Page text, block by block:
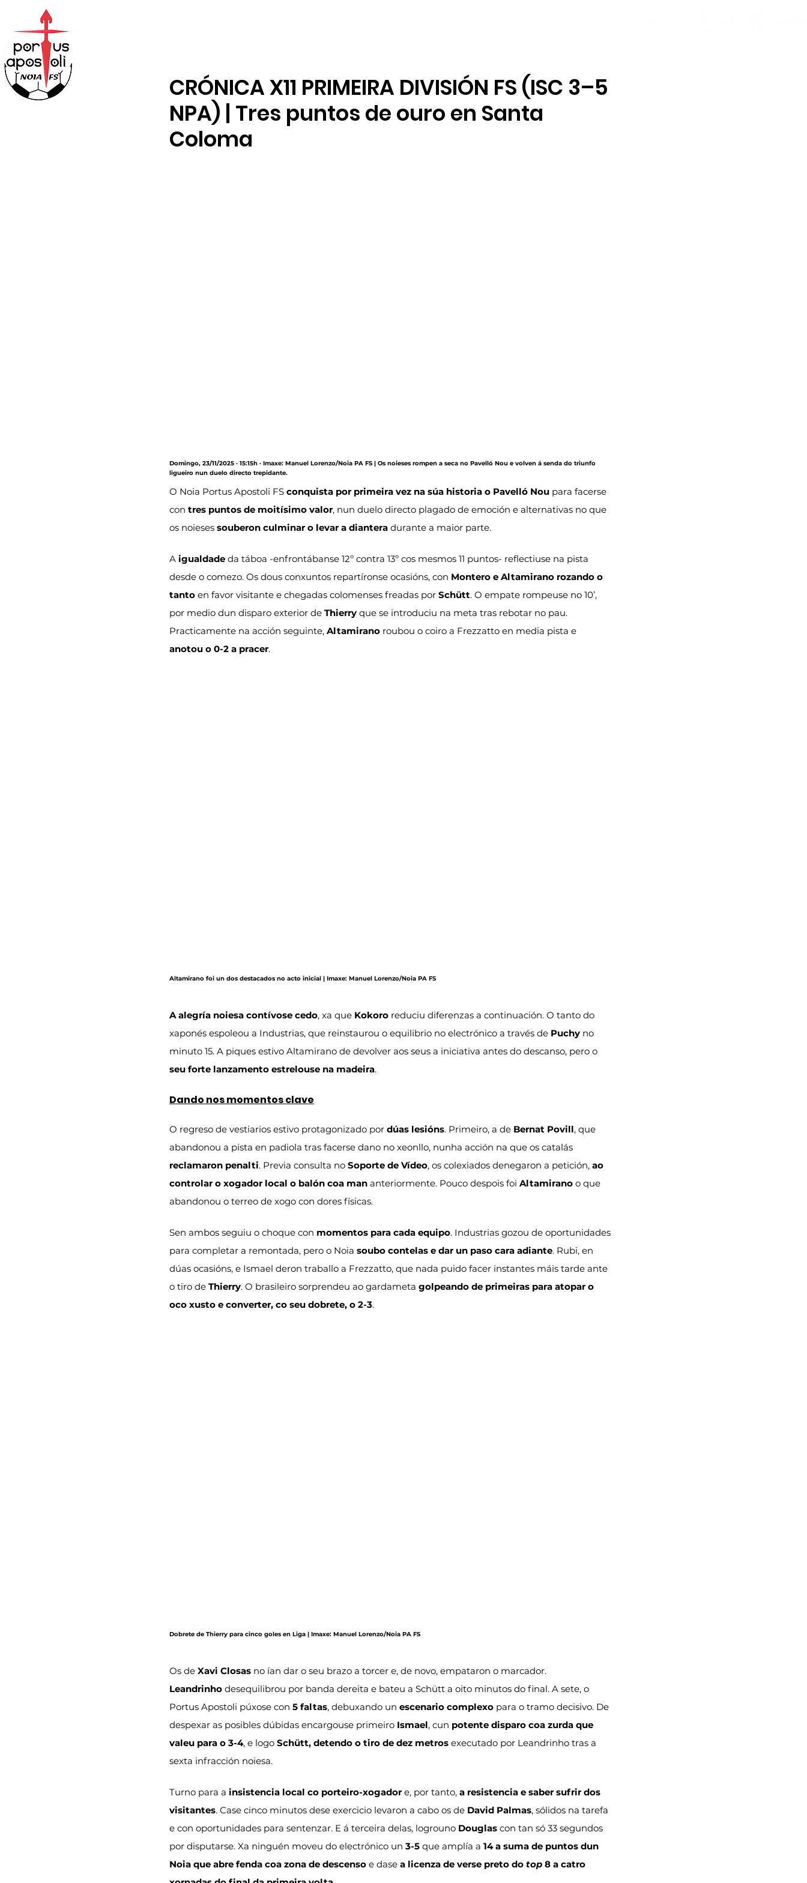
CRÓNICA X11 PRIMEIRA DIVISIÓN FS (ISC 3–5
NPA) | Tres puntos de ouro en Santa
Coloma
Domingo, 23/11/2025 · 15:15h · Imaxe: Manuel Lorenzo/Noia PA FS | Os noieses rompen a seca no Pavelló Nou e volven á senda do triunfo
ligueiro nun duelo directo trepidante.
O Noia Portus Apostoli FS conquista por primeira vez na súa historia o Pavelló Nou para facerse
con tres puntos de moitísimo valor, nun duelo directo plagado de emoción e alternativas no que
os noieses souberon culminar o levar a diantera durante a maior parte.
A igualdade da táboa -enfrontábanse 12º contra 13º cos mesmos 11 puntos- reflectiuse na pista
desde o comezo. Os dous conxuntos repartíronse ocasións, con Montero e Altamirano rozando o
tanto en favor visitante e chegadas colomenses freadas por Schütt. O empate rompeuse no 10’,
por medio dun disparo exterior de Thierry que se introduciu na meta tras rebotar no pau.
Practicamente na acción seguinte, Altamirano roubou o coiro a Frezzatto en media pista e
anotou o 0-2 a pracer.
Altamirano foi un dos destacados no acto inicial | Imaxe: Manuel Lorenzo/Noia PA FS
A alegría noiesa contívose cedo, xa que Kokoro reduciu diferenzas a continuación. O tanto do
xaponés espoleou a Industrias, que reinstaurou o equilibrio no electrónico a través de Puchy no
minuto 15. A piques estivo Altamirano de devolver aos seus a iniciativa antes do descanso, pero o
seu forte lanzamento estrelouse na madeira.
Dando nos momentos clave
O regreso de vestiarios estivo protagonizado por dúas lesións. Primeiro, a de Bernat Povill, que
abandonou a pista en padiola tras facerse dano no xeonllo, nunha acción na que os catalás
reclamaron penalti. Previa consulta no Soporte de Vídeo, os colexiados denegaron a petición, ao
controlar o xogador local o balón coa man anteriormente. Pouco despois foi Altamirano o que
abandonou o terreo de xogo con dores físicas.
Sen ambos seguiu o choque con momentos para cada equipo. Industrias gozou de oportunidades
para completar a remontada, pero o Noia soubo contelas e dar un paso cara adiante. Rubi, en
dúas ocasións, e Ismael deron traballo a Frezzatto, que nada puido facer instantes máis tarde ante
o tiro de Thierry. O brasileiro sorprendeu ao gardameta golpeando de primeiras para atopar o
oco xusto e converter, co seu dobrete, o 2-3.
Dobrete de Thierry para cinco goles en Liga | Imaxe: Manuel Lorenzo/Noia PA FS
Os de Xavi Closas no ían dar o seu brazo a torcer e, de novo, empataron o marcador.
Leandrinho desequilibrou por banda dereita e bateu a Schütt a oito minutos do final. A sete, o
Portus Apostoli púxose con 5 faltas, debuxando un escenario complexo para o tramo decisivo. De
despexar as posibles dúbidas encargouse primeiro Ismael, cun potente disparo coa zurda que
valeu para o 3-4, e logo Schütt, detendo o tiro de dez metros executado por Leandrinho tras a
sexta infracción noiesa.
Turno para a insistencia local co porteiro-xogador e, por tanto, a resistencia e saber sufrir dos
visitantes. Case cinco minutos dese exercicio levaron a cabo os de David Palmas, sólidos na tarefa
e con oportunidades para sentenzar. E á terceira delas, logrouno Douglas con tan só 33 segundos
por disputarse. Xa ninguén moveu do electrónico un 3-5 que amplía a 14 a suma de puntos dun
Noia que abre fenda coa zona de descenso e dase a licenza de verse preto do top 8 a catro